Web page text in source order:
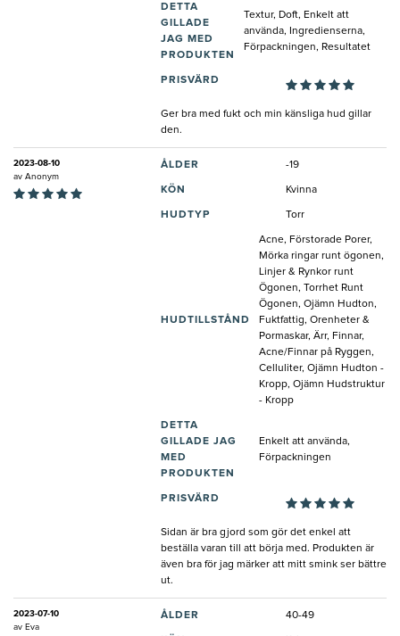
DETTA
GILLADE
JAG MED
PRODUKTEN
Textur, Doft, Enkelt att
använda, Ingredienserna,
Förpackningen, Resultatet
PRISVÄRD
Ger bra med fukt och min känsliga hud gillar
den.
2023-08-10
av Anonym
ÅLDER -19
KÖN Kvinna
HUDTYP Torr
HUDTILLSTÅND
Acne, Förstorade Porer,
Mörka ringar runt ögonen,
Linjer & Rynkor runt
Ögonen, Torrhet Runt
Ögonen, Ojämn Hudton,
Fuktfattig, Orenheter &
Pormaskar, Ärr, Finnar,
Acne/Finnar på Ryggen,
Celluliter, Ojämn Hudton -
Kropp, Ojämn Hudstruktur
- Kropp
DETTA
GILLADE JAG
MED
PRODUKTEN
Enkelt att använda,
Förpackningen
PRISVÄRD
Sidan är bra gjord som gör det enkel att
beställa varan till att börja med. Produkten är
även bra för jag märker att mitt smink ser bättre
ut.
2023-07-10
av Eva
ÅLDER 40-49